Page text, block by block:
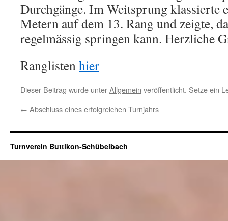
Durchgänge. Im Weitsprung klassierte
Metern auf dem 13. Rang und zeigte,
regelmässig springen kann. Herzliche
Ranglistenhier
Dieser Beitrag wurde unterAllgemein veröffentlicht. Setze ein
← Abschluss eines erfolgreichen Turnjahrs
Turnverein Buttikon-Schübelbach